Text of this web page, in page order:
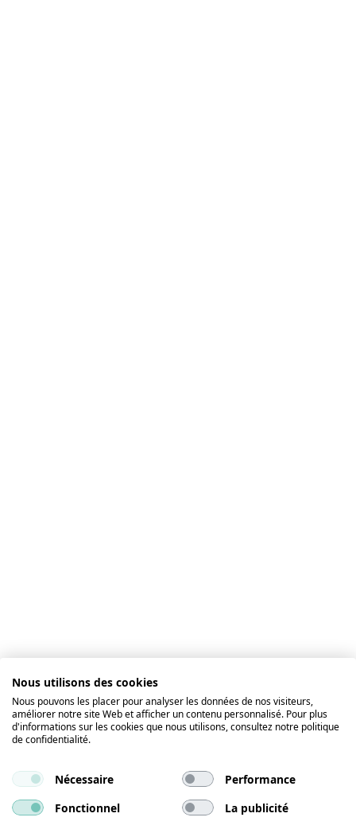
Nous utilisons des cookies
Nous pouvons les placer pour analyser les données de nos visiteurs,
améliorer notre site Web et afficher un contenu personnalisé. Pour plus
d'informations sur les cookies que nous utilisons, consultez notre politique
de confidentialité.
Nécessaire
Performance
Fonctionnel
La publicité